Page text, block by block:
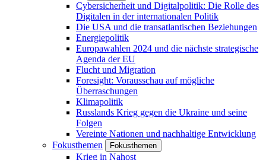
Cybersicherheit und Digitalpolitik: Die Rolle des
Digitalen in der internationalen Politik
Die USA und die transatlantischen Beziehungen
Energiepolitik
Europawahlen 2024 und die nächste strategische
Agenda der EU
Flucht und Migration
Foresight: Vorausschau auf mögliche
Überraschungen
Klimapolitik
Russlands Krieg gegen die Ukraine und seine
Folgen
Vereinte Nationen und nachhaltige Entwicklung
Fokusthemen
Fokusthemen
Krieg in Nahost